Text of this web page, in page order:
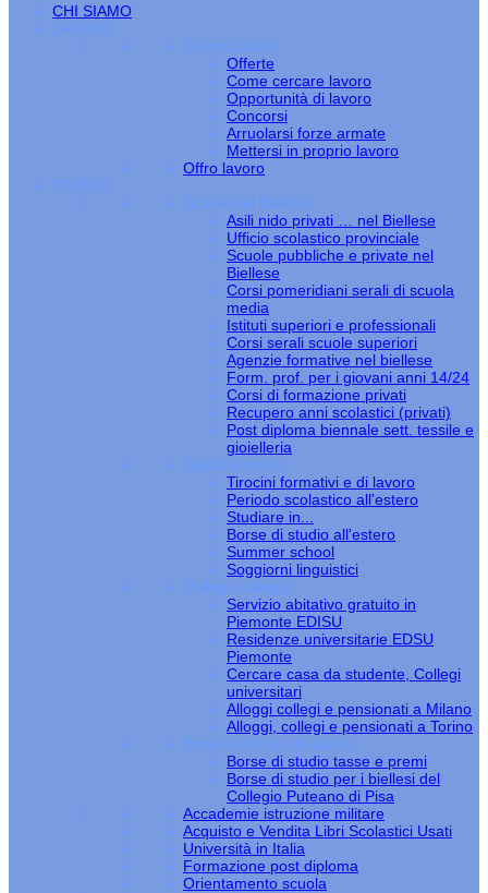
CHI SIAMO
LAVORO
Cerco Lavoro
Offerte
Come cercare lavoro
Opportunità di lavoro
Concorsi
Arruolarsi forze armate
Mettersi in proprio lavoro
Offro lavoro
STUDIO
Scuole nel Biellese
Asili nido privati … nel Biellese
Ufficio scolastico provinciale
Scuole pubbliche e private nel
Biellese
Corsi pomeridiani serali di scuola
media
Istituti superiori e professionali
Corsi serali scuole superiori
Agenzie formative nel biellese
Form. prof. per i giovani anni 14/24
Corsi di formazione privati
Recupero anni scolastici (privati)
Post diploma biennale sett. tessile e
gioielleria
Studiare estero
Tirocini formativi e di lavoro
Periodo scolastico all'estero
Studiare in...
Borse di studio all'estero
Summer school
Soggiorni linguistici
Collegi e alloggi
Servizio abitativo gratuito in
Piemonte EDISU
Residenze universitarie EDSU
Piemonte
Cercare casa da studente, Collegi
universitari
Alloggi collegi e pensionati a Milano
Alloggi, collegi e pensionati a Torino
Borse e diritto allo studio
Borse di studio tasse e premi
Borse di studio per i biellesi del
Collegio Puteano di Pisa
Accademie istruzione militare
Acquisto e Vendita Libri Scolastici Usati
Università in Italia
Formazione post diploma
Orientamento scuola